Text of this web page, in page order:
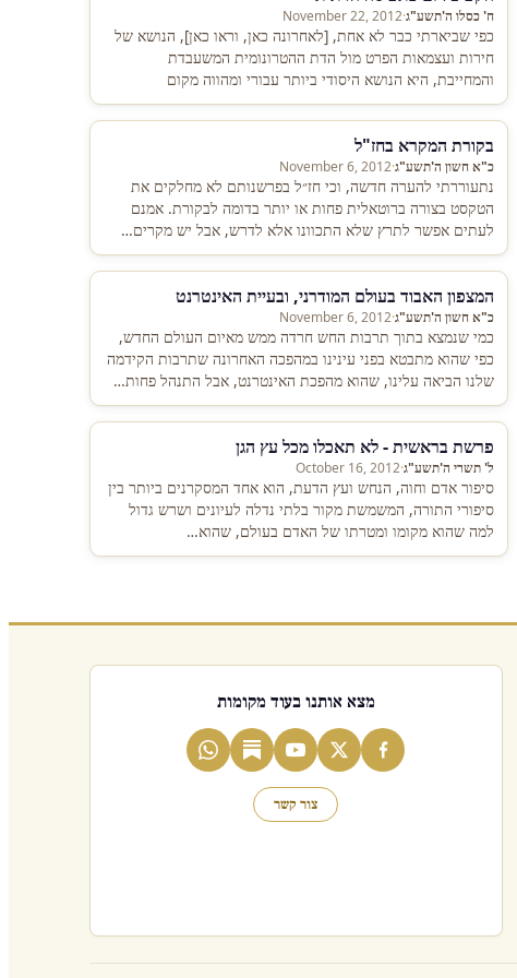
ח' כסלו ה'תשע"ג·
November 22, 2012
כפי שביארתי כבר לא אחת, [לאחרונה כאן, וראו כאן], הנושא של
חירות ועצמאות הפרט מול הדת ההטרונומית המשעבדת
והמחייבת, היא הנושא היסודי ביותר עבורי ומהווה מקום
ההתנגשות היותר…
בקורת המקרא בחז"ל
כ"א חשון ה'תשע"ג·
November 6, 2012
נתעוררתי להערה חדשה, וכי חז״ל בפרשנותם לא מחלקים את
הטקסט בצורה ברוטאלית פחות או יותר בדומה לבקורת. אמנם
לעתים אפשר לתרץ שלא התכוונו אלא לדרש, אבל יש מקרים…
המצפון האבוד בעולם המודרני, ובעיית האינטרנט
כ"א חשון ה'תשע"ג·
November 6, 2012
כמי שנמצא בתוך תרבות החש חרדה ממש מאיום העולם החדש,
כפי שהוא מתבטא בפני עינינו במהפכה האחרונה שתרבות הקידמה
שלנו הביאה עלינו, שהוא מהפכת האינטרנט, אבל התנהל פחות…
פרשת בראשית - לא תאכלו מכל עץ הגן
ל' תשרי ה'תשע"ג·
October 16, 2012
סיפור אדם וחוה, הנחש ועץ הדעת, הוא אחד המסקרנים ביותר בין
סיפורי התורה, המשמשת מקור בלתי נדלה לעיונים ושרש גדול
למה שהוא מקומו ומטרתו של האדם בעולם, שהוא…
מצא אותנו בעוד מקומות
צור קשר